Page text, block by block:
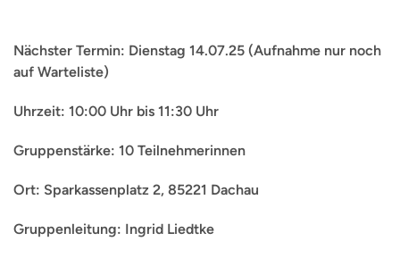
Nächster Termin: Dienstag 14.07.25 (Aufnahme nur noch
auf Warteliste)
Uhrzeit: 10:00 Uhr bis 11:30 Uhr
Gruppenstärke: 10 Teilnehmerinnen
Ort: Sparkassenplatz 2, 85221 Dachau
Gruppenleitung: Ingrid Liedtke